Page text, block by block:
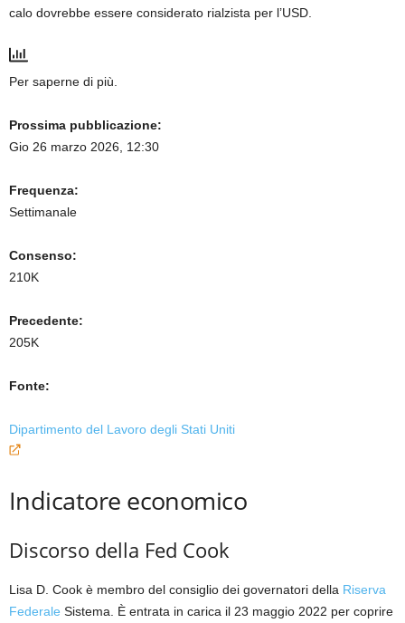
calo dovrebbe essere considerato rialzista per l’USD.
Per saperne di più.
Prossima pubblicazione:
Gio 26 marzo 2026, 12:30
Frequenza:
Settimanale
Consenso:
210K
Precedente:
205K
Fonte:
Dipartimento del Lavoro degli Stati Uniti
Indicatore economico
Discorso della Fed Cook
Lisa D. Cook è membro del consiglio dei governatori della Riserva
Federale Sistema. È entrata in carica il 23 maggio 2022 per coprire